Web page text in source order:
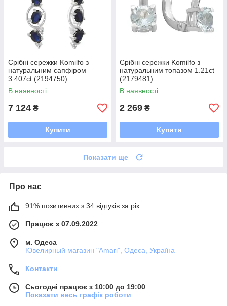
Срібні сережки Komilfo з
натуральним сапфіром
3.407ct (2194750)
В наявності
7 124 ₴
Купити
Срібні сережки Komilfo з
натуральним топазом 1.21ct
(2179481)
В наявності
2 269 ₴
Купити
Показати ще
Про нас
91% позитивних з 34 відгуків за рік
Працює з 07.09.2022
м. Одеса
Ювелирный магазин "Amari", Одеса, Україна
Контакти
Сьогодні працює з 10:00 до 19:00
Показати весь графік роботи